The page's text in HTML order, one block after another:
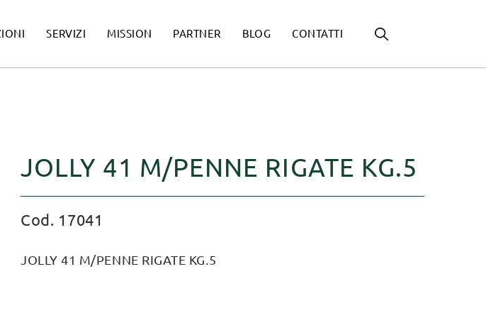
SERVIZI MISSION PARTNER BLOG CONTATTI
JOLLY 41 M/PENNE RIGATE KG.5
Cod. 17041
JOLLY 41 M/PENNE RIGATE KG.5